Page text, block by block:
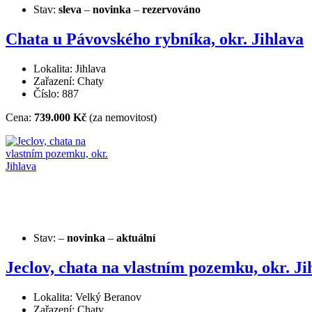
Stav: sleva – novinka – rezervováno
Chata u Pávovského rybníka, okr. Jihlava
Lokalita: Jihlava
Zařazení: Chaty
Číslo: 887
Cena: 739.000 Kč (za nemovitost)
Stav: – novinka – aktuální
Jeclov, chata na vlastním pozemku, okr.
Lokalita: Velký Beranov
Zařazení: Chaty